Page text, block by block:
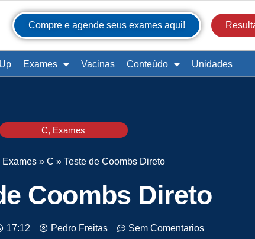
Compre e agende seus exames aqui!
Exames Vacinas Conteúdo Unidades
C, Exames
Exames» C » Teste de Coombs Direto
Coombs Direto
17:12 Pedro Freitas Sem Comentarios